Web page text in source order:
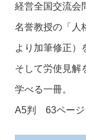
経営全国交流会
名誉教授の「人
より加筆修正）
そして労使見解
学べる一冊。
A5判 63ペー